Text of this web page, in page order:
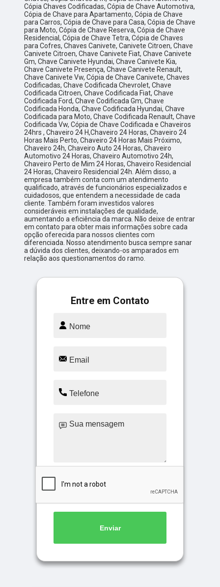
Cópia Chaves Codificadas, Cópia de Chave Automotiva,
Cópia de Chave para Apartamento, Cópia de Chave
para Carros, Cópia de Chave para Casa, Cópia de Chave
para Moto, Cópia de Chave Reserva, Cópia de Chave
Residencial, Cópia de Chave Tetra, Cópia de Chaves
para Cofres, Chaves Canivete, Canivete Citroen, Chave
Canivete Citroen, Chave Canivete Fiat, Chave Canivete
Gm, Chave Canivete Hyundai, Chave Canivete Kia,
Chave Canivete Presença, Chave Canivete Renault,
Chave Canivete Vw, Cópia de Chave Canivete, Chaves
Codificadas, Chave Codificada Chevrolet, Chave
Codificada Citroen, Chave Codificada Fiat, Chave
Codificada Ford, Chave Codificada Gm, Chave
Codificada Honda, Chave Codificada Hyundai, Chave
Codificada para Moto, Chave Codificada Renault, Chave
Codificada Vw, Cópia de Chave Codificada e Chaveiros
24hrs , Chaveiro 24 H,Chaveiro 24 Horas, Chaveiro 24
Horas Mais Perto, Chaveiro 24 Horas Mais Próximo,
Chaveiro 24h, Chaveiro Auto 24 Horas, Chaveiro
Automotivo 24 Horas, Chaveiro Automotivo 24h,
Chaveiro Perto de Mim 24 Horas, Chaveiro Residencial
24 Horas, Chaveiro Residencial 24h. Além disso, a
empresa também conta com um atendimento
qualificado, através de funcionários especializados e
cuidadosos, que entendem a necessidade de cada
cliente. Também foram investidos valores
consideráveis em instalações de qualidade,
aumentando a eficiência da marca. Não deixe de entrar
em contato para obter mais informações sobre cada
opção oferecida para nossos clientes com
diferenciada. Nosso atendimento busca sempre sanar
a dúvida dos clientes, deixando-os amparados em
relação aos questionamentos do ramo.
Entre em Contato
Enviar